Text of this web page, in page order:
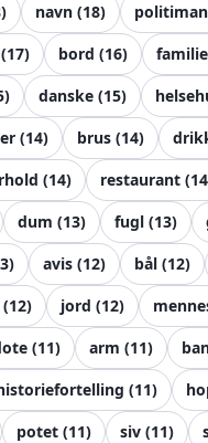
) navn (18)
(17) bord (16)
) danske (15)
(14) brus (14)
(14) restaurant (14
dum (13) fugl (13)
) avis (12) bål (12)
(12) jord (12)
(11) arm (11)
(11)
potet (11) siv (11)